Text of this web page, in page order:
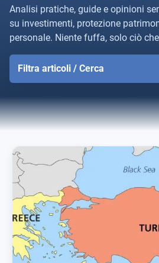
Analisi pratiche, guide e opinioni
su investimenti, protezione
personale. Niente fuffa, solo ciò
Filtra articoli / Cerca